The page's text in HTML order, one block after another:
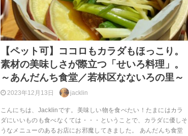
【ペット可】ココロもカラダもほっこり。
素材の美味しさが際立つ「せいろ料理」。
～あんだんち食堂／若林区なないろの里～
2023年12月13日 jacklin
こんにちは、Jacklinです。美味しい物を食べたい！たまにはカラ
ダにいいものも食べなくては・・・ということで、カラダに優しそ
うなメニューのあるお店にお邪魔してきました。 あんだんち食堂